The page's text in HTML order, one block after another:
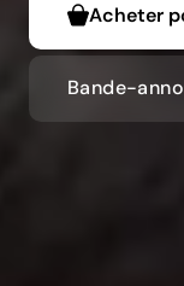
Acheter
Bande-